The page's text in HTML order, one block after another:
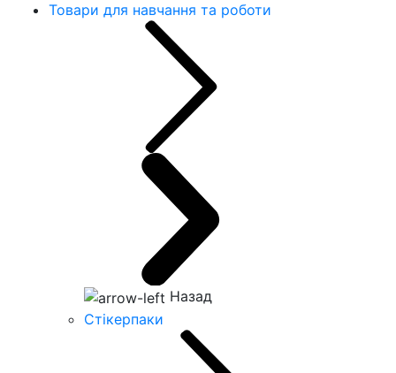
Товари для навчання та роботи
Назад
Стікерпаки